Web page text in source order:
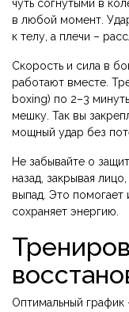
чуть согнутыми в
в любой момент.
к телу, а плечи –
Скорость и сила в
работают вместе.
boxing) по 2–3
мешку. Так вы
мощный удар без
Не забывайте о
назад, закрывая
выпад. Это помогает
сохраняет энергию.
Оптимальный график